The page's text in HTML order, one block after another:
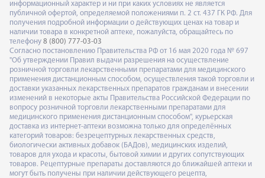
информационный характер и ни при каких условиях не является
публичной офертой, определяемой положениями п. 2 ст. 437 ГК РФ. Для
получения подробной информации о действующих ценах на товар и
наличии товара в конкретной аптеке, пожалуйста, обращайтесь по
телефону 8 (800) 777-03-03
Согласно постановлению Правительства РФ от 16 мая 2020 года № 697
"Об утверждении Правил выдачи разрешения на осуществление
розничной торговли лекарственными препаратами для медицинского
применения дистанционным способом, осуществления такой торговли и
доставки указанных лекарственных препаратов гражданам и внесении
изменений в некоторые акты Правительства Российской Федерации по
вопросу розничной торговли лекарственными препаратами для
медицинского применения дистанционным способом", курьерская
доставка из интернет-аптеки возможна только для определённых
категорий товаров: безрецептурных лекарственных средств,
биологически активных добавок (БАДов), медицинских изделий,
товаров для ухода и красоты, бытовой химии и других сопутствующих
товаров. Рецептурные препараты доставляются до ближайшей аптеки и
могут быть получены при наличии действующего рецепта,